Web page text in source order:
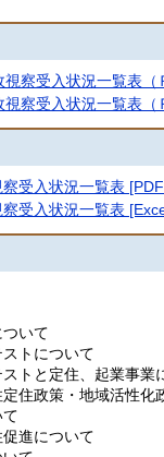
察受入状況一覧表（
察受入状況一覧表（
受入状況一覧表
受入状況一覧表
いて
トについて
トと定住、起業事業
住政策・地域活性化
進について